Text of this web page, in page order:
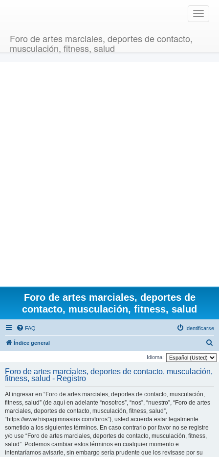
T
o
Foro de artes marciales, deportes de contacto,
musculación, fitness, salud
Foro de artes marciales, deportes de
contacto, musculación, fitness, salud
FAQ Identificarse
Índice general
u
Idioma:
Foro de artes marciales, deportes de contacto, musculación,
fitness, salud - Registro
Al ingresar en “Foro de artes marciales, deportes de contacto, musculación,
fitness, salud” (de aquí en adelante “nosotros”, “nos”, “nuestro”, “Foro de artes
marciales, deportes de contacto, musculación, fitness, salud”,
“https://www.hispagimnasios.com/foros”), usted acuerda estar legalmente
sometido a los siguientes términos. En caso contrario por favor no se registre
y/o use “Foro de artes marciales, deportes de contacto, musculación, fitness,
salud”. Podemos cambiar estos términos en cualquier momento e
intentaríamos avisarle, sin embargo sería prudente que los revisase por su